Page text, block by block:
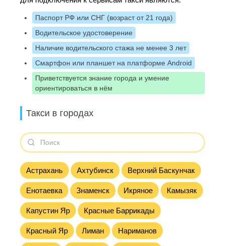
Паспорт РФ или СНГ (возраст от 21 года)
Водительское удостоверение
Наличие водительского стажа не менее 3 лет
Смартфон или планшет на платформе Android
Приветствуется знание города и умение
ориентироваться в нём
Такси в городах
Астрахань Ахтубинск Верхний Баскунчак
Енотаевка Знаменск Икряное Камызяк
Капустин Яр Красные Баррикады
Красный Яр Лиман Нариманов